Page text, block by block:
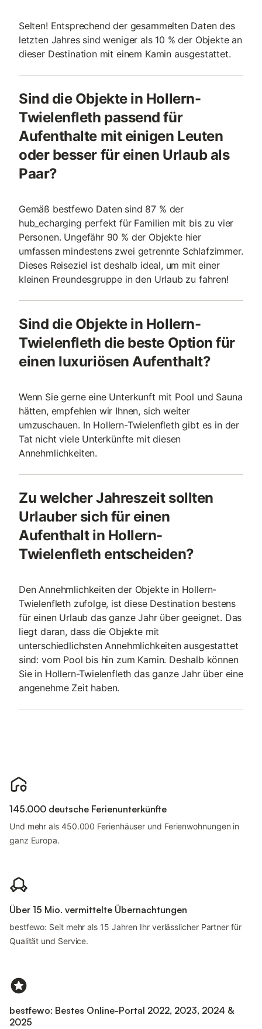
Selten! Entsprechend der gesammelten Daten des
letzten Jahres sind weniger als 10 % der Objekte an
dieser Destination mit einem Kamin ausgestattet.
Sind die Objekte in Hollern-
Twielenfleth passend für
Aufenthalte mit einigen Leuten
oder besser für einen Urlaub als
Paar?
Gemäß bestfewo Daten sind 87 % der
hub_echarging perfekt für Familien mit bis zu vier
Personen. Ungefähr 90 % der Objekte hier
umfassen mindestens zwei getrennte Schlafzimmer.
Dieses Reiseziel ist deshalb ideal, um mit einer
kleinen Freundesgruppe in den Urlaub zu fahren!
Sind die Objekte in Hollern-
Twielenfleth die beste Option für
einen luxuriösen Aufenthalt?
Wenn Sie gerne eine Unterkunft mit Pool und Sauna
hätten, empfehlen wir Ihnen, sich weiter
umzuschauen. In Hollern-Twielenfleth gibt es in der
Tat nicht viele Unterkünfte mit diesen
Annehmlichkeiten.
Zu welcher Jahreszeit sollten
Urlauber sich für einen
Aufenthalt in Hollern-
Twielenfleth entscheiden?
Den Annehmlichkeiten der Objekte in Hollern-
Twielenfleth zufolge, ist diese Destination bestens
für einen Urlaub das ganze Jahr über geeignet. Das
liegt daran, dass die Objekte mit
unterschiedlichsten Annehmlichkeiten ausgestattet
sind: vom Pool bis hin zum Kamin. Deshalb können
Sie in Hollern-Twielenfleth das ganze Jahr über eine
angenehme Zeit haben.
145.000 deutsche Ferienunterkünfte
Und mehr als 450.000 Ferienhäuser und Ferienwohnungen in
ganz Europa.
Über 15 Mio. vermittelte Übernachtungen
bestfewo: Seit mehr als 15 Jahren Ihr verlässlicher Partner für
Qualität und Service.
bestfewo: Bestes Online-Portal 2022, 2023, 2024 &
2025